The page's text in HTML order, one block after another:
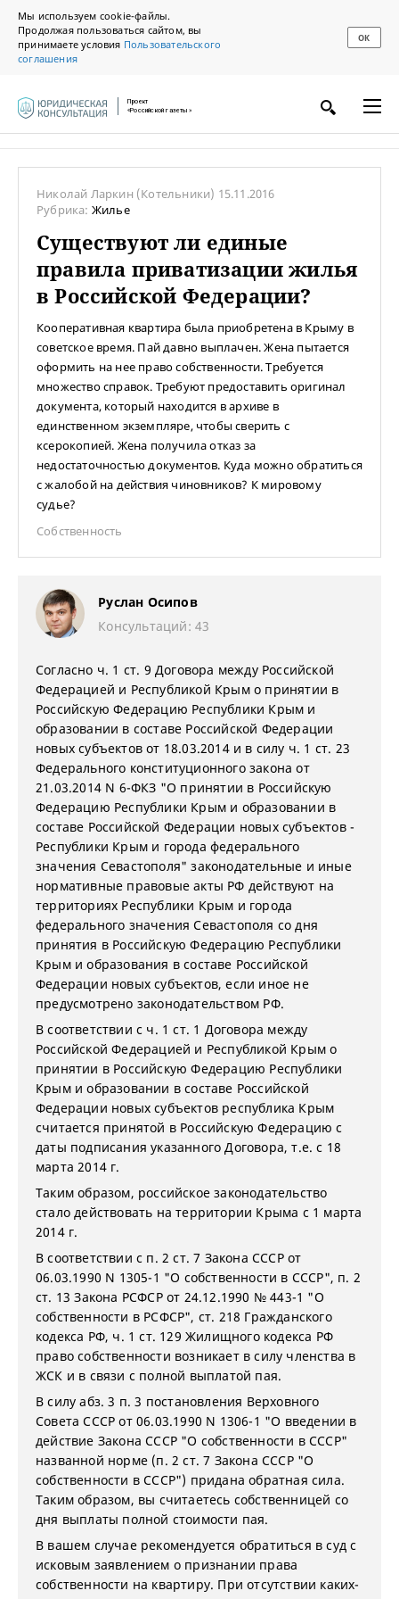
Мы используем cookie-файлы.
Продолжая пользоваться сайтом, вы
принимаете условия Пользовательского
соглашения
ОК
Проект
«Российской газеты»
Николай Ларкин (Котельники) 15.11.2016
Рубрика: Жилье
Существуют ли единые
правила приватизации жилья
в Российской Федерации?
Кооперативная квартира была приобретена в Крыму в
советское время. Пай давно выплачен. Жена пытается
оформить на нее право собственности. Требуется
множество справок. Требуют предоставить оригинал
документа, который находится в архиве в
единственном экземпляре, чтобы сверить с
ксерокопией. Жена получила отказ за
недостаточностью документов. Куда можно обратиться
с жалобой на действия чиновников? К мировому
судье?
Собственность
Руслан Осипов
Консультаций: 43
Согласно ч. 1 ст. 9 Договора между Российской
Федерацией и Республикой Крым о принятии в
Российскую Федерацию Республики Крым и
образовании в составе Российской Федерации
новых субъектов от 18.03.2014 и в силу ч. 1 ст. 23
Федерального конституционного закона от
21.03.2014 N 6-ФКЗ "О принятии в Российскую
Федерацию Республики Крым и образовании в
составе Российской Федерации новых субъектов -
Республики Крым и города федерального
значения Севастополя" законодательные и иные
нормативные правовые акты РФ действуют на
территориях Республики Крым и города
федерального значения Севастополя со дня
принятия в Российскую Федерацию Республики
Крым и образования в составе Российской
Федерации новых субъектов, если иное не
предусмотрено законодательством РФ.
В соответствии с ч. 1 ст. 1 Договора между
Российской Федерацией и Республикой Крым о
принятии в Российскую Федерацию Республики
Крым и образовании в составе Российской
Федерации новых субъектов республика Крым
считается принятой в Российскую Федерацию с
даты подписания указанного Договора, т.е. с 18
марта 2014 г.
Таким образом, российское законодательство
стало действовать на территории Крыма с 1 марта
2014 г.
В соответствии с п. 2 ст. 7 Закона СССР от
06.03.1990 N 1305-1 "О собственности в СССР", п. 2
ст. 13 Закона РСФСР от 24.12.1990 № 443-1 "О
собственности в РСФСР", ст. 218 Гражданского
кодекса РФ, ч. 1 ст. 129 Жилищного кодекса РФ
право собственности возникает в силу членства в
ЖСК и в связи с полной выплатой пая.
В силу абз. 3 п. 3 постановления Верховного
Совета СССР от 06.03.1990 N 1306-1 "О введении в
действие Закона СССР "О собственности в СССР"
названной норме (п. 2 ст. 7 Закона СССР "О
собственности в СССР") придана обратная сила.
Таким образом, вы считаетесь собственницей со
дня выплаты полной стоимости пая.
В вашем случае рекомендуется обратиться в суд с
исковым заявлением о признании права
собственности на квартиру. При отсутствии каких-